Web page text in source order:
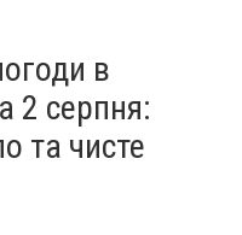
в
2 серпня:
та чисте